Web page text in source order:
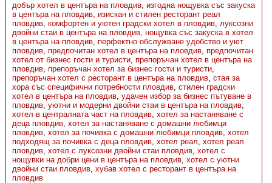
добър хотел в центъра на пловдив, изгодна нощувка със закуска
в центъра на пловдив, изискан и стилен ресторант реал
пловдив, комфортен и уютен градски хотел в пловдив, луксозни
двойни стаи в центъра на пловдив, нощувка със закуска в хотел
в центъра на пловдив, перфектно обслужване удобство и уют
пловдив, предпочитан хотел в центъра на пловдив, предпочитан
хотел от бизнес гости и туристи, препоръчан хотел в центъра на
пловдив, препоръчан хотел за бизнес гости и туристи,
препоръчан хотел с ресторант в центъра на пловдив, стая за
хора със специфични потребности пловдив, стилен градски
хотел в центъра на пловдив, удачен избор за бизнес пътуване в
пловдив, уютни и модерни двойни стаи в центъра на пловдив,
хотел в централната част на пловдив, хотел за настаняване с
деца пловдив, хотел за настаняване с домашни любимци
пловдив, хотел за почивка с домашни любимци пловдив, хотел
подходящ за почивка с деца пловдив, хотел реал, хотел реал
пловдив, хотел с луксозни двойни стаи пловдив, хотел с
нощувки на добри цени в центъра на пловдив, хотел с уютни
двойни стаи пловдив, хубав хотел с ресторант в центъра на
пловдив